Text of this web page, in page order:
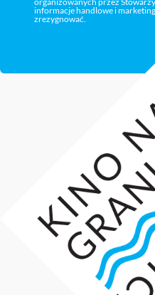
informacje handlowe i
zrezygnować.